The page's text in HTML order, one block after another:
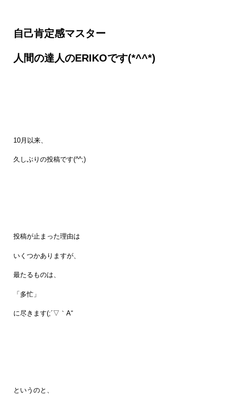
自己肯定感マスター
人間の達人のERIKOです(*^^*)
10月以来、
久しぶりの投稿です(^^;)
投稿が止まった理由は
いくつかありますが、
最たるものは、
「多忙」
に尽きます(;´▽｀A“
というのと、